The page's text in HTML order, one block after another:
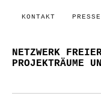
KONTAKT PRESSE
NETZWERK
PROJEKTRÄUME